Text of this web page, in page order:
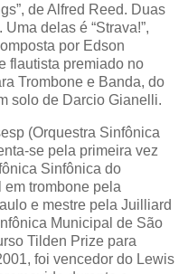
de Alfred Reed. Duas
delas é “Strava!”,
por Edson
flautista premiado no
Trombone e Banda, do
solo de Darcio Gianelli.
(Orquestra Sinfônica
se pela primeira vez
Sinfônica do
trombone pela
e mestre pela Juilliard
Municipal de São
Tilden Prize para
foi vencedor do Lewis